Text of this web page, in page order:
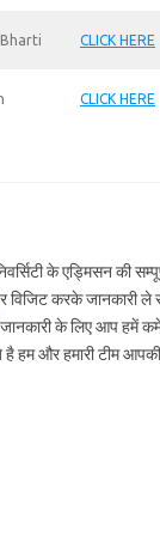
CLICK HERE
CLICK HERE
के एड्मिसन की
विजिट करके जानकारी
जानकारी के लिए आप हमें
और हमारी टीम आपकी